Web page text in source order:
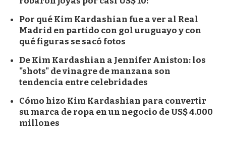
Por qué Kim Kardashian fue a ver al Real
Madrid en partido con gol uruguayo y con
qué figuras se sacó fotos
De Kim Kardashian a Jennifer Aniston: los
"shots" de vinagre de manzana son
tendencia entre celebridades
Cómo hizo Kim Kardashian para convertir
su marca de ropa en un negocio de US$ 4.000
millones